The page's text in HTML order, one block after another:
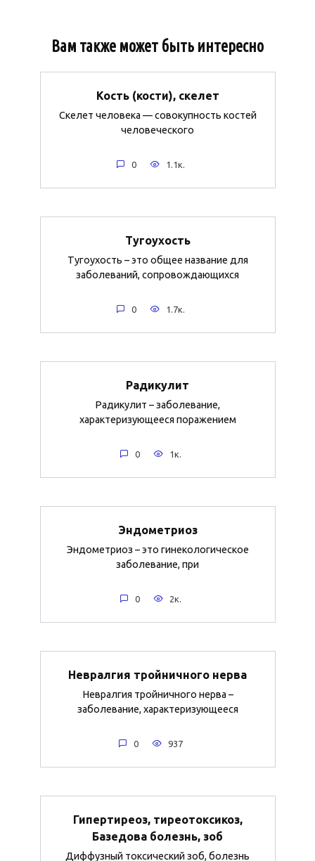
Вам также может быть интересно
Кость (кости), скелет
Скелет человека — совокупность костей
человеческого
0 1.1к.
Тугоухость
Тугоухость – это общее название для
заболеваний, сопровождающихся
0 1.7к.
Радикулит
Радикулит – заболевание,
характеризующееся поражением
0 1к.
Эндометриоз
Эндометриоз – это гинекологическое
заболевание, при
0 2к.
Невралгия тройничного нерва
Невралгия тройничного нерва –
заболевание, характеризующееся
0 937
Гипертиреоз, тиреотоксикоз,
Базедова болезнь, зоб
Диффузный токсический зоб, болезнь